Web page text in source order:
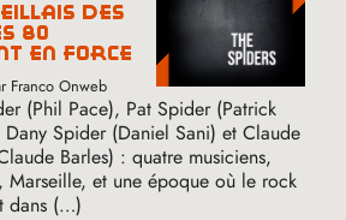
des
80
en force
Franco Onweb
(Phil Pace), Pat Spider (Patrick
Dany Spider (Daniel Sani) et Claude
Barles) : quatre musiciens,
Marseille, et une époque où le rock
dans (…)